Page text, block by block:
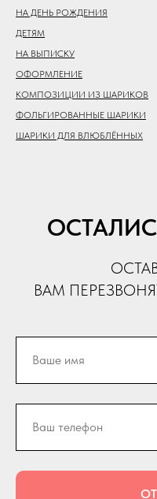
НА ДЕНЬ РОЖДЕНИЯ
ДЕТЯМ
НА ВЫПИСКУ
ОФОРМЛЕНИЕ
КОМПОЗИЦИИ ИЗ ШАРИКОВ
ФОЛЬГИРОВАННЫЕ ШАРИКИ
ШАРИКИ ДЛЯ ВЛЮБЛЁННЫХ
ВАМ